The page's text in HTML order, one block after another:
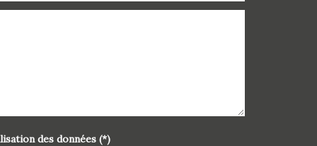
des données (*)